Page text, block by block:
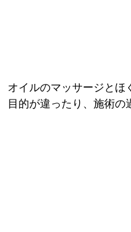
オイルのマッサージとほ
目的が違ったり、施術の